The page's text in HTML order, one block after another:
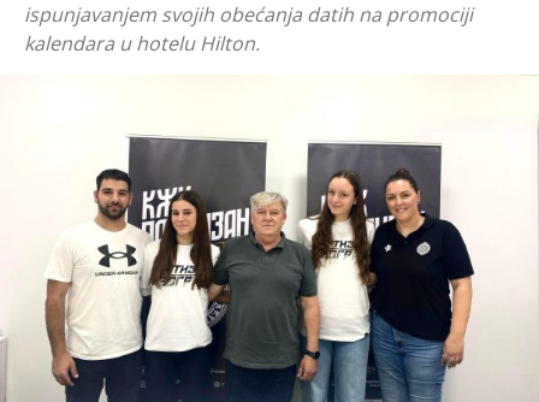
ispunjavanjem svojih obećanja datih na promociji
kalendara u hotelu Hilton.